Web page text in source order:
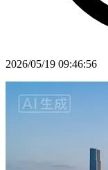
2026/05/19 09:46:56